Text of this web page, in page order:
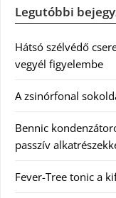
Legutóbbi
Hátsó szélvédő
vegyél figyelembe
A zsinórfonal
Bennic
passzív
Fever-Tree tonic a